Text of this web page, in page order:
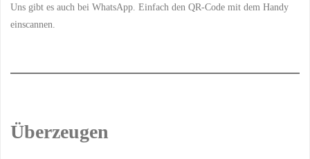
Uns gibt es auch bei WhatsApp. Einfach den QR-Code mit dem Handy
einscannen.
Überzeugen